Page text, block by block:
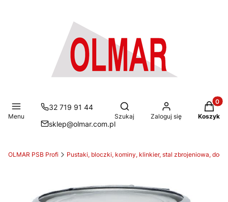
Menu
32 719 91 44
sklep@olmar.com.pl
Otwórz wyszukiwarkę
Szukaj Zaloguj się Koszyk
OLMAR PSB Profi Pustaki, bloczki, kominy, klinkier, stal zbrojeniowa,